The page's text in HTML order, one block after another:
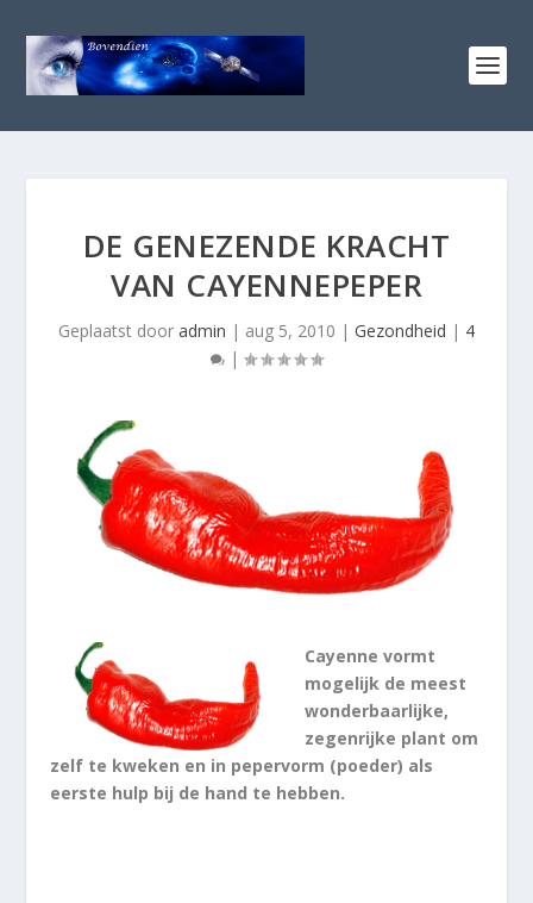
DE GENEZENDE KRACHT
VAN CAYENNEPEPER
Geplaatst door admin | aug 5, 2010 | Gezondheid | 4
|
Cayenne vormt
mogelijk de meest
wonderbaarlijke,
zegenrijke plant om
zelf te kweken en in pepervorm (poeder) als
eerste hulp bij de hand te hebben.